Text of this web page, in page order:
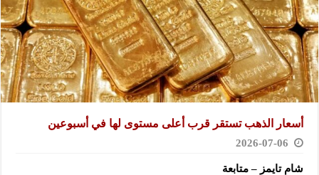
أسعار الذهب تستقر قرب أعلى مستوى لها في أسبوعين
2026-07-06
شام تايمز – متابعة